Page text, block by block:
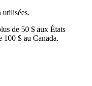
utilisées.
de 50 $ aux États
100 $ au Canada.